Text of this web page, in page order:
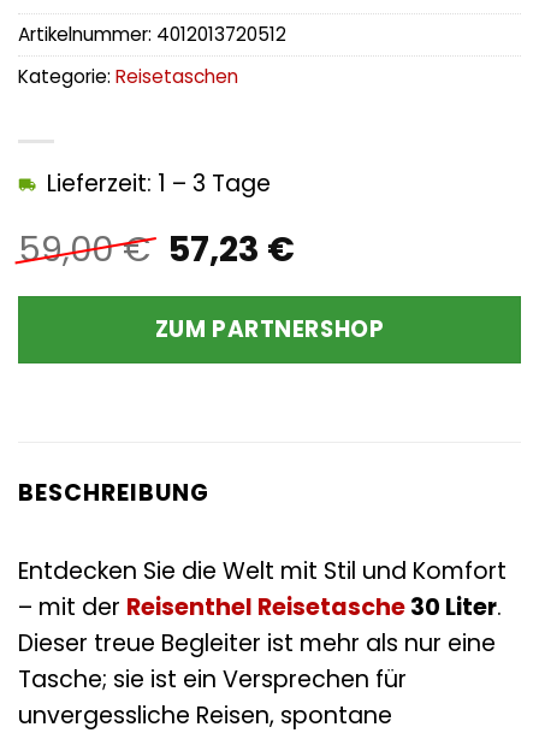
59,00€ Ursprünglicher
Preis
war:
59,00 €
57,23 €Aktueller
ist:
57,23 €.
Lieferzeit: 1 – 3 Tage
ZUM PARTNERSHOP
Artikelnummer: 4012013720512
Kategorie: Reisetaschen
BESCHREIBUNG
Entdecken Sie die Welt mit Stil und Komfort
– mit der Reisenthel Reisetasche30 Liter.
Dieser treue Begleiter ist mehr als nur eine
Tasche; sie ist ein Versprechen für
unvergessliche Reisen, spontane